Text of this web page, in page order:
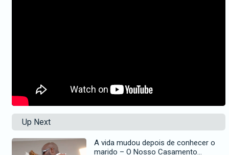
Up Next
A vida mudou depois de conhecer o
marido – O Nosso Casamento